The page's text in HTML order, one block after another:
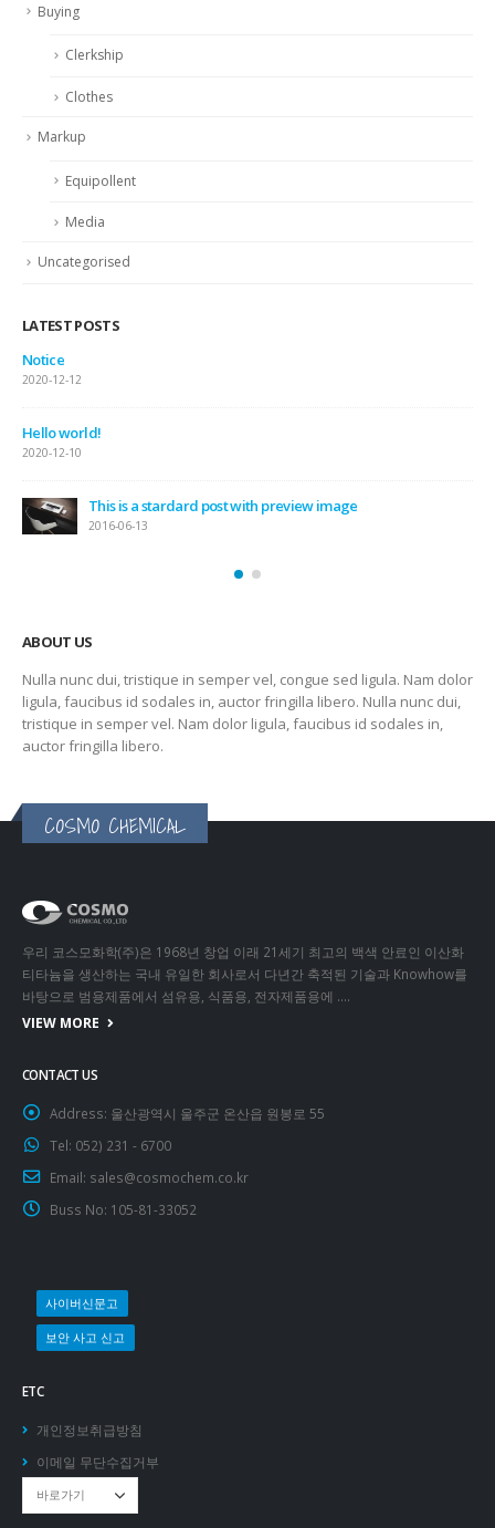
Buying
Clerkship
Clothes
Markup
Equipollent
Media
Uncategorised
LATEST POSTS
Notice
2020-12-12
Hello world!
2020-12-10
This is a stardard post with preview image
2016-06-13
ABOUT US
Nulla nunc dui, tristique in semper vel, congue sed ligula. Nam dolor
ligula, faucibus id sodales in, auctor fringilla libero. Nulla nunc dui,
tristique in semper vel. Nam dolor ligula, faucibus id sodales in,
auctor fringilla libero.
COSMO CHEMICAL
우리 코스모화학(주)은 1968년 창업 이래 21세기 최고의 백색 안료인 이산화
티타늄을 생산하는 국내 유일한 회사로서 다년간 축적된 기술과 Knowhow를
바탕으로 범용제품에서 섬유용, 식품용, 전자제품용에 ….
VIEW MORE
CONTACT US
Address: 울산광역시 울주군 온산읍 원봉로 55
Tel: 052) 231 - 6700
Email: sales@cosmochem.co.kr
Buss No: 105-81-33052
사이버신문고
보안 사고 신고
ETC
개인정보취급방침
이메일 무단수집거부